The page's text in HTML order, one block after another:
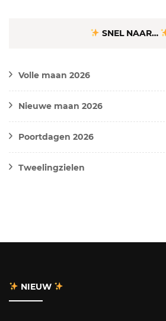
SNEL NAAR…
Volle maan 2026
Nieuwe maan 2026
Poortdagen 2026
Tweelingzielen
NIEUW